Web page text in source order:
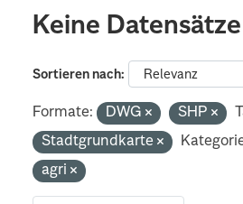
Keine
Sortieren nach
Formate: DWG SHP
Stadtgrundkarte
agri